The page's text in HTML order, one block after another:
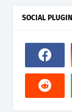
SOCIAL PLUGIN